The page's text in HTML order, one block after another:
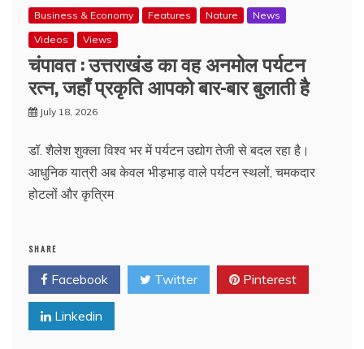
Business & Economy Features Nature
News
Videos
Views
चंपावत : उत्तराखंड का वह अनमोल पर्यटन
रत्न, जहाँ प्रकृति आपको बार-बार बुलाती है
July 18, 2026
डॉ. शैलेश शुक्ला विश्व भर में पर्यटन उद्योग तेजी से बदल रहा है।
आधुनिक यात्री अब केवल भीड़भाड़ वाले पर्यटन स्थलों, चमकदार
होटलों और कृत्रिम
SHARE
Facebook Twitter Pinterest
Linkedin